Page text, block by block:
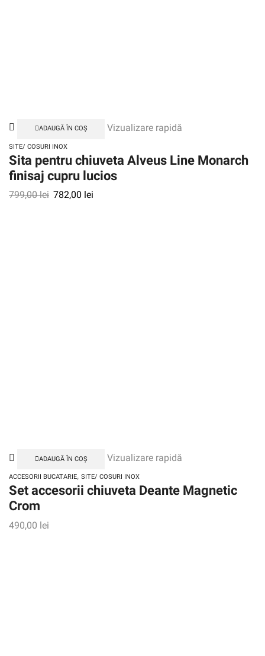
ADAUGĂ ÎN COȘ Vizualizare rapidă
SITE/ COSURI INOX
Sita pentru chiuveta Alveus Line Monarch
finisaj cupru lucios
799,00lei 782,00 lei
ADAUGĂ ÎN COȘ Vizualizare rapidă
ACCESORII BUCATARIE, SITE/ COSURI INOX
Set accesorii chiuveta Deante Magnetic
Crom
490,00 lei